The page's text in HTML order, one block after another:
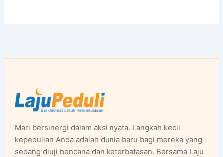
Mari bersinergi dalam aksi nyata. Langkah kecil
kepedulian Anda adalah dunia baru bagi mereka yang
sedang diuji bencana dan keterbatasan. Bersama Laju